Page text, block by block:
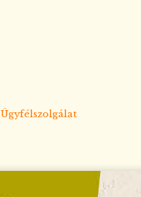
Ügyfélszolgálat